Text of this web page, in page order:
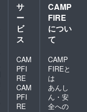
サ
ー
ビ
ス
CAM
PFI
RE
CAM
PFI
RE
CAMP
FIRE
につい
て
CAMP
FIREと
は
あんし
ん・安
全への